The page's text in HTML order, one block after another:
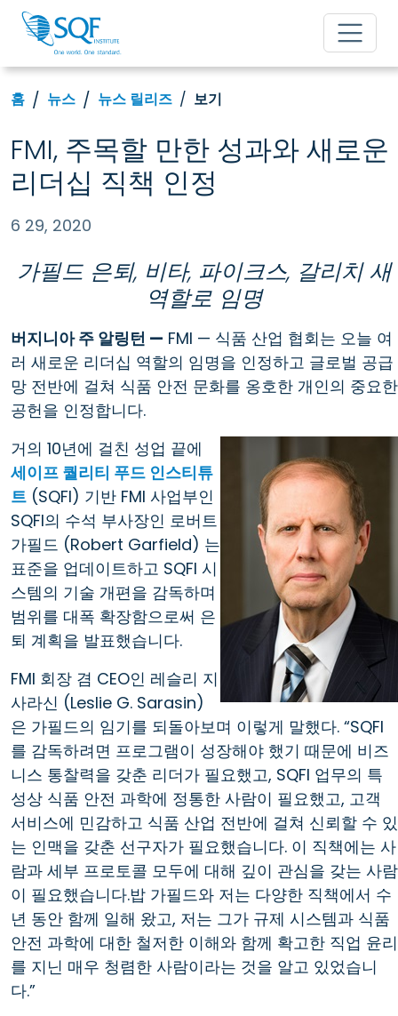
홈 뉴스 뉴스 릴리즈 보기
FMI, 주목할 만한 성과와 새로운
리더십 직책 인정
6 29, 2020
가필드 은퇴, 비타, 파이크스, 갈리치 새
역할로 임명
버지니아 주 알링턴 — FMI — 식품 산업 협회는 오늘 여
러 새로운 리더십 역할의 임명을 인정하고 글로벌 공급
망 전반에 걸쳐 식품 안전 문화를 옹호한 개인의 중요한
공헌을 인정합니다.
거의 10년에 걸친 성업 끝에
세이프 퀄리티 푸드 인스티튜
트 (SQFI) 기반 FMI 사업부인
SQFI의 수석 부사장인 로버트
가필드 (Robert Garfield) 는
표준을 업데이트하고 SQFI 시
스템의 기술 개편을 감독하며
범위를 대폭 확장함으로써 은
퇴 계획을 발표했습니다.
FMI 회장 겸 CEO인 레슬리 지
사라신 (Leslie G. Sarasin)
은 가필드의 임기를 되돌아보며 이렇게 말했다. “SQFI
를 감독하려면 프로그램이 성장해야 했기 때문에 비즈
니스 통찰력을 갖춘 리더가 필요했고, SQFI 업무의 특
성상 식품 안전 과학에 정통한 사람이 필요했고, 고객
서비스에 민감하고 식품 산업 전반에 걸쳐 신뢰할 수 있
는 인맥을 갖춘 선구자가 필요했습니다. 이 직책에는 사
람과 세부 프로토콜 모두에 대해 깊이 관심을 갖는 사람
이 필요했습니다.밥 가필드와 저는 다양한 직책에서 수
년 동안 함께 일해 왔고, 저는 그가 규제 시스템과 식품
안전 과학에 대한 철저한 이해와 함께 확고한 직업 윤리
를 지닌 매우 청렴한 사람이라는 것을 알고 있었습니
다.”